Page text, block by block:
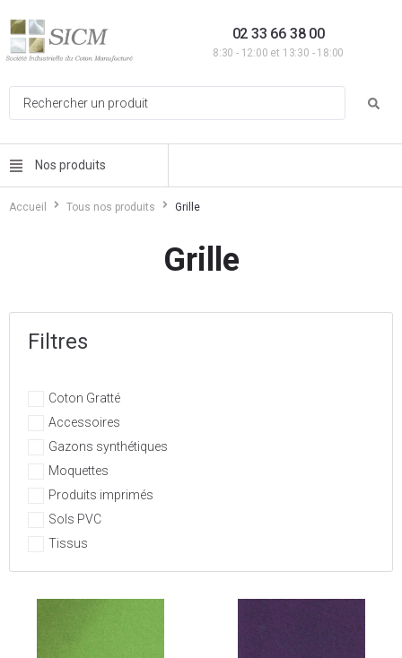
02 33 66 38 00
8:30 - 12:00 et 13:30 - 18:00
Nos produits
Accueil Tous nos produits Grille
Grille
Filtres
Coton Gratté
Accessoires
Gazons synthétiques
Moquettes
Produits imprimés
Sols PVC
Tissus